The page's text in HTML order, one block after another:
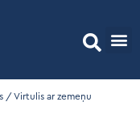
/ Virtulis ar zemeņu